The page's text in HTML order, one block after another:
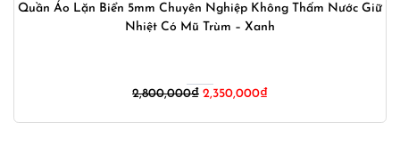
Quần Áo Lặn Biển 5mm Chuyên Nghiệp Không Thấm Nước Giữ
Nhiệt Có Mũ Trùm – Xanh
2,800,000₫ Giá
2,350,000₫Giá